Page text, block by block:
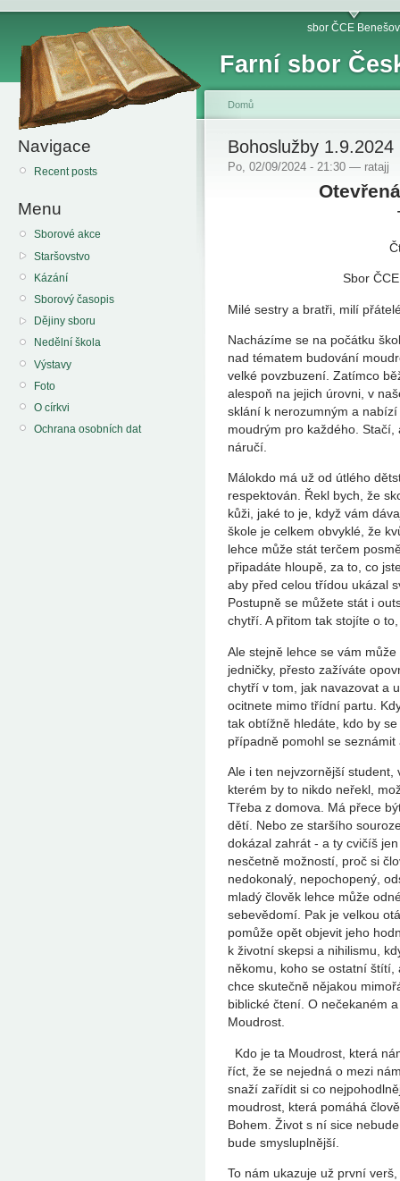
Farní sbor
sbor ČCE Benešov
Navigace
Recent posts
Menu
Sborové akce
Staršovstvo
Kázání
Sborový časopis
Dějiny sboru
Nedělní škola
Výstavy
Foto
O církvi
Ochrana osobních dat
Domů
Bohoslužby
Po, 02/09/2024 - 21:30 — ratajj
Sbor
Milé sestry a bratři, milí
Nacházíme se na počátku
nad tématem budování
velké povzbuzení. Zatímco
alespoň na jejich úrovni, v
sklání k nerozumným a
moudrým pro každého.
náručí.
Málokdo má už od útlého
respektován. Řekl bych, že
kůži, jaké to je, když vám
škole je celkem obvyklé, že
lehce může stát terčem
připadáte hloupě, za to, co
aby před celou třídou ukázal
Postupně se můžete stát i
chytří. A přitom tak stojíte o
Ale stejně lehce se vám
jedničky, přesto zažíváte
chytří v tom, jak navazovat a
ocitnete mimo třídní partu.
tak obtížně hledáte, kdo by
případně pomohl se
Ale i ten nejvzornější
kterém by to nikdo neřekl,
Třeba z domova. Má přece
dětí. Nebo ze staršího
dokázal zahrát - a ty cvičíš
nesčetně možností, proč si
nedokonalý, nepochopený,
mladý člověk lehce může
sebevědomí. Pak je velkou
pomůže opět objevit jeho
k životní skepsi a nihilismu,
někomu, koho se ostatní
chce skutečně nějakou
biblické čtení. O nečekaném
Moudrost.
Kdo je ta Moudrost, která
říct, že se nejedná o mezi
snaží zařídit si co
moudrost, která pomáhá
Bohem. Život s ní sice
bude smysluplnější.
To nám ukazuje už první